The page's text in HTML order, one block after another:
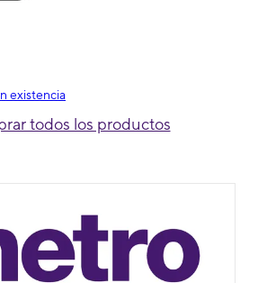
existencia
todos los productos